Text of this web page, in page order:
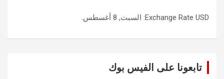
Exchange Rate USD : السبت, 8 أغسطس.
تابعونا على الفيس بوك